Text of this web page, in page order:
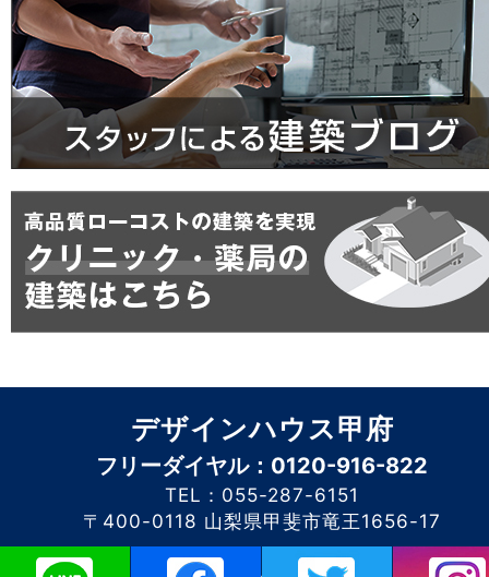
デザインハウス甲府
フリーダイヤル：0120-916-822
TEL：055-287-6151
〒400-0118 山梨県甲斐市竜王1656-17
このホームページに掲載されるコンテンツの無断転載を禁止いたします。デザイン